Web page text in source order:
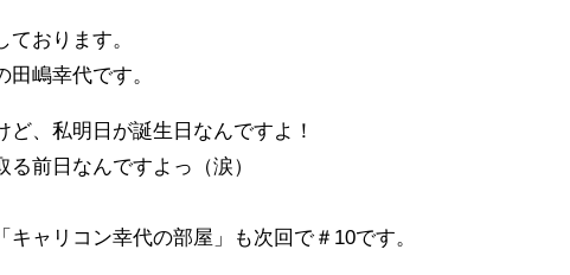
ております。
田嶋幸代です。
ど、私明日が誕生日なんですよ！
る前日なんですよっ（涙）
キャリコン幸代の部屋」も次回で＃10です。